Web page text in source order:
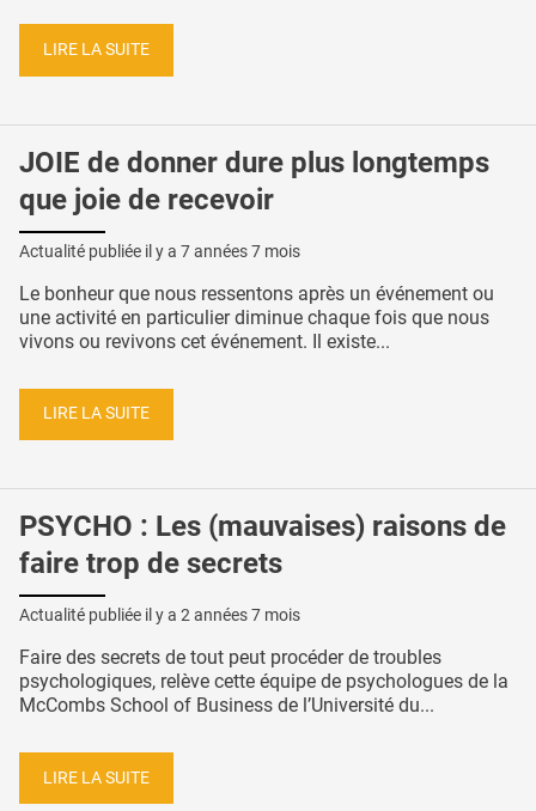
LIRE LA SUITE
JOIE de donner dure plus longtemps
que joie de recevoir
Actualité publiée il y a 7 années 7 mois
Le bonheur que nous ressentons après un événement ou
une activité en particulier diminue chaque fois que nous
vivons ou revivons cet événement. Il existe...
LIRE LA SUITE
PSYCHO : Les (mauvaises) raisons de
faire trop de secrets
Actualité publiée il y a 2 années 7 mois
Faire des secrets de tout peut procéder de troubles
psychologiques, relève cette équipe de psychologues de la
McCombs School of Business de l’Université du...
LIRE LA SUITE